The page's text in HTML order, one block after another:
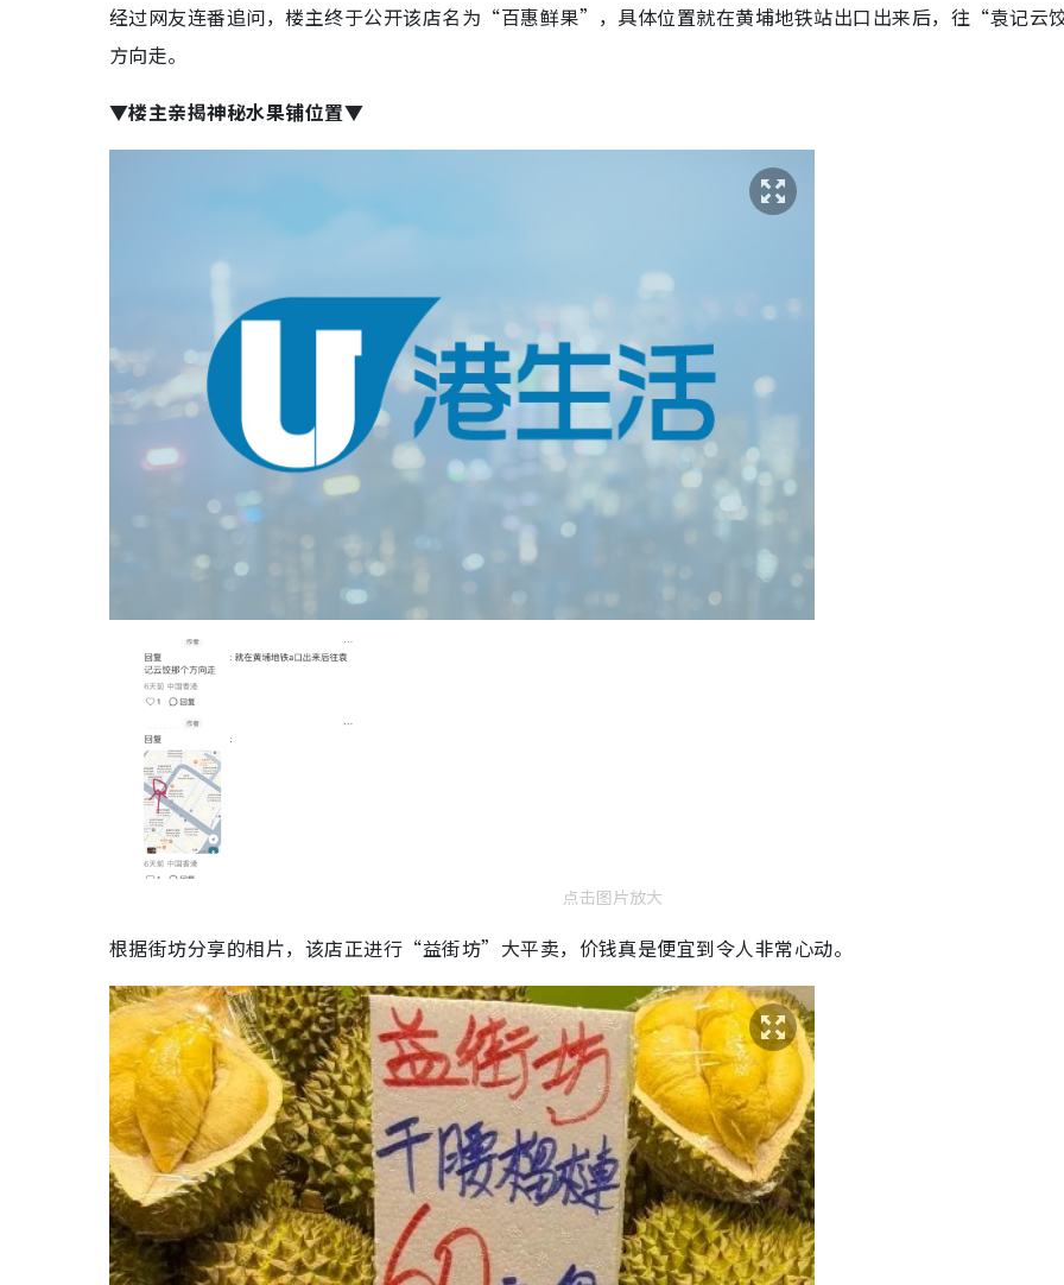
经过网友连番追问，楼主终于公开该店名为“百惠鲜果”，具体位置就在黄埔地铁站出口出来后，往“袁记云
方向走。
▼楼主亲揭神秘水果铺位置▼
点击图片放大
根据街坊分享的相片，该店正进行“益街坊”大平卖，价钱真是便宜到令人非常心动。